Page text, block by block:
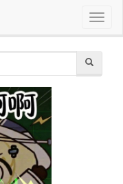
Toggle